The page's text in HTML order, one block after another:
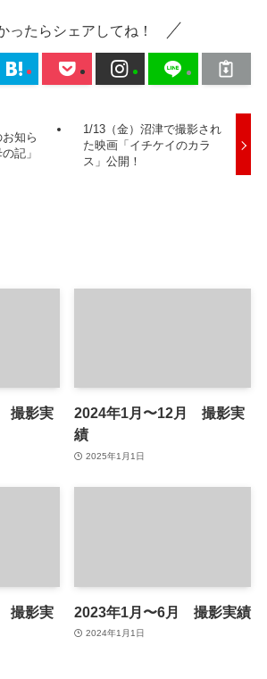
ったらシェアしてね！
お知ら
記」
1/13（金）沼津で撮影され
た映画「イチケイのカラ
ス」公開！
撮影実
2024年1月〜12月 撮影実
績
2025年1月1日
撮影実
2023年1月〜6月 撮影実績
2024年1月1日